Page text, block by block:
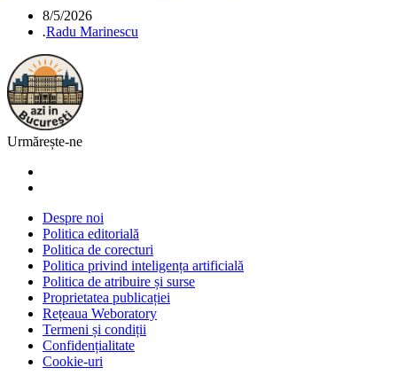
8/5/2026
.Radu Marinescu
Urmărește-ne
Despre noi
Politica editorială
Politica de corecturi
Politica privind inteligența artificială
Politica de atribuire și surse
Proprietatea publicației
Rețeaua Weboratory
Termeni și condiții
Confidențialitate
Cookie-uri